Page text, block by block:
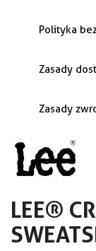
Polityka
Zasady
Zasady
LEE®